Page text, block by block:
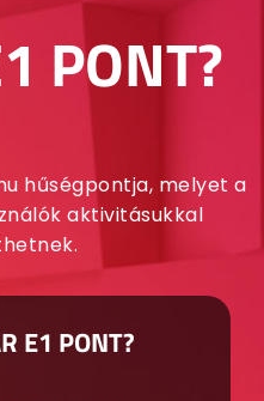
PONT?
hűségpontja, melyet a
aktivitásukkal
E1 PONT?